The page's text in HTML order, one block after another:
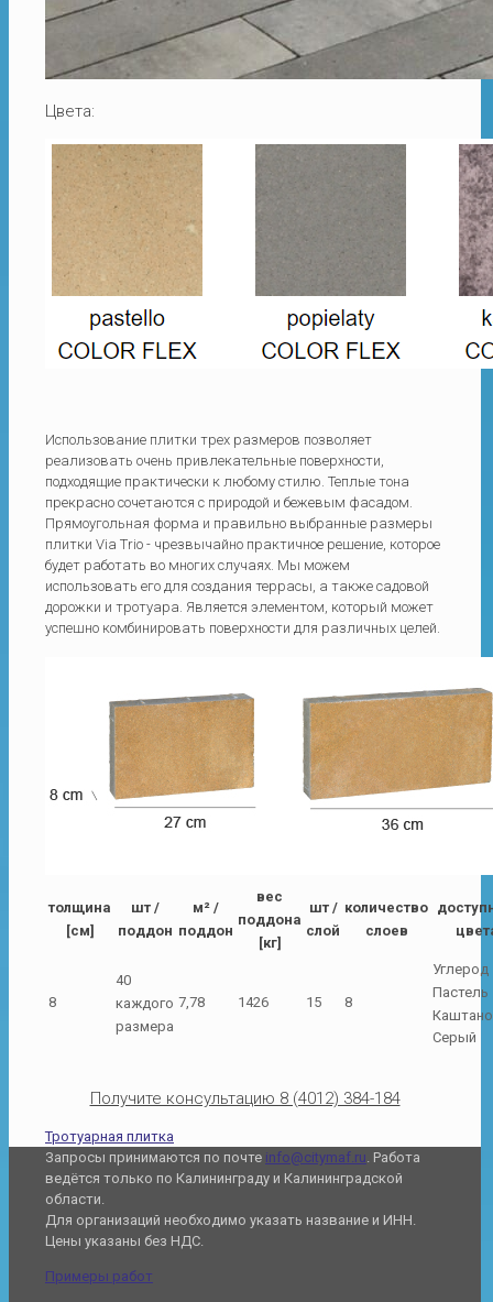
Цвета:
Использование плитки трех размеров позволяет
реализовать очень привлекательные поверхности,
подходящие практически к любому стилю. Теплые тона
прекрасно сочетаются с природой и бежевым фасадом.
Прямоугольная форма и правильно выбранные размеры
плитки Via Trio - чрезвычайно практичное решение, которое
будет работать во многих случаях. Мы можем
использовать его для создания террасы, а также садовой
дорожки и тротуара. Является элементом, который может
успешно комбинировать поверхности для различных целей.
толщина
[см]
шт /
поддон
м² /
поддон
вес
поддона
[кг]
шт /
слой
количество
слоев
8
40
каждого
размера
7,78 1426 15 8
Углерод
Пастель
Серый
Получите консультацию 8 (4012) 384-184
Тротуарная плитка
Запросы принимаются по почте info@citymaf.ru. Работа
ведётся только по Калининграду и Калининградской
области.
Для организаций необходимо указать название и ИНН.
Цены указаны без НДС.
Примеры работ